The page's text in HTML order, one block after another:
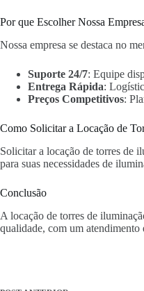
Por que Escolher Nossa
Nossa empresa se destaca no
Suporte 24/7: Equipe
Entrega Rápida:
Preços Competitivos:
Como Solicitar a Locação de
Solicitar a locação de torres de
para suas necessidades de
Conclusão
A locação de torres de
qualidade, com um atendimento